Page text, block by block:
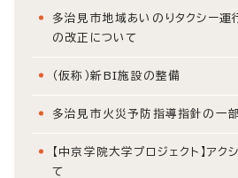
多治見市地域あいのりタクシー
の改正について
（仮称）新BI施設の整備
多治見市火災予防指導指針の一
【中京学院大学プロジェクト】アク
て